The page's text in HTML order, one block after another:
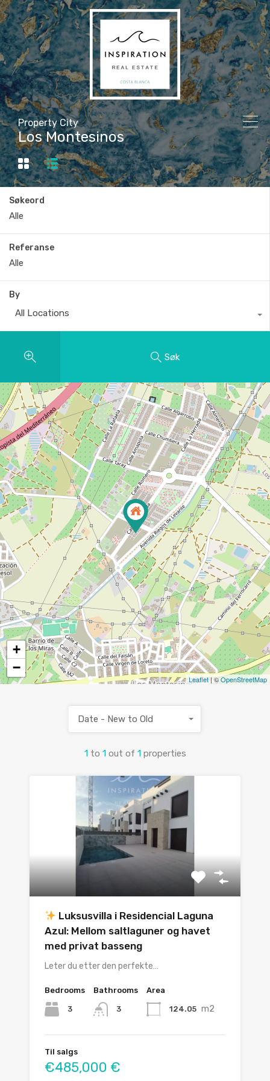
Property City
Los Montesinos
Søkeord
Referanse
By
All Locations
Søk
+
−
Leaflet| ©OpenStreetMap
1 to 1 out of 1 properties
Date - New to Old
Luksusvilla i Residencial Laguna
Azul: Mellom saltlaguner og havet
med privat basseng
Leter du etter den perfekte…
Bedrooms
3
Bathrooms
3
Area
124.05 m2
Til salgs
€485,000 €